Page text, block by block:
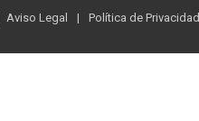
Aviso Legal Política de Privacidad